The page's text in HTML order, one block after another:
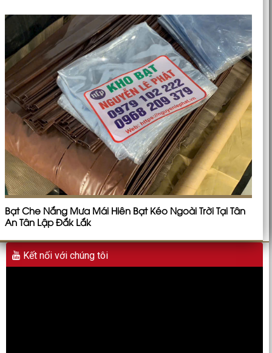
Bạt Che Nắng Mưa Mái Hiên Bạt Kéo Ngoài Trời Tại Tân
An Tân Lập Đắk Lắk
Kết nối với chúng tôi